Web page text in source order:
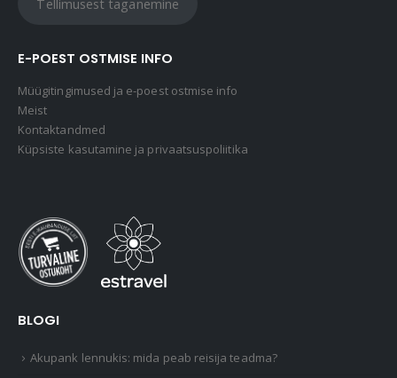
Tellimusest taganemine
E-POEST OSTMISE INFO
Müügitingimused ja e-poest ostmise info
Meist
Kontaktandmed
Küpsiste kasutamine ja privaatsuspoliitika
BLOGI
Akupank lennukis: mida peab reisija teadma?